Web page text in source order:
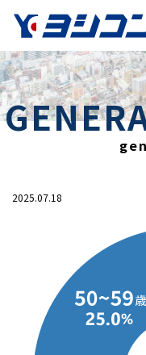
2025.07.18